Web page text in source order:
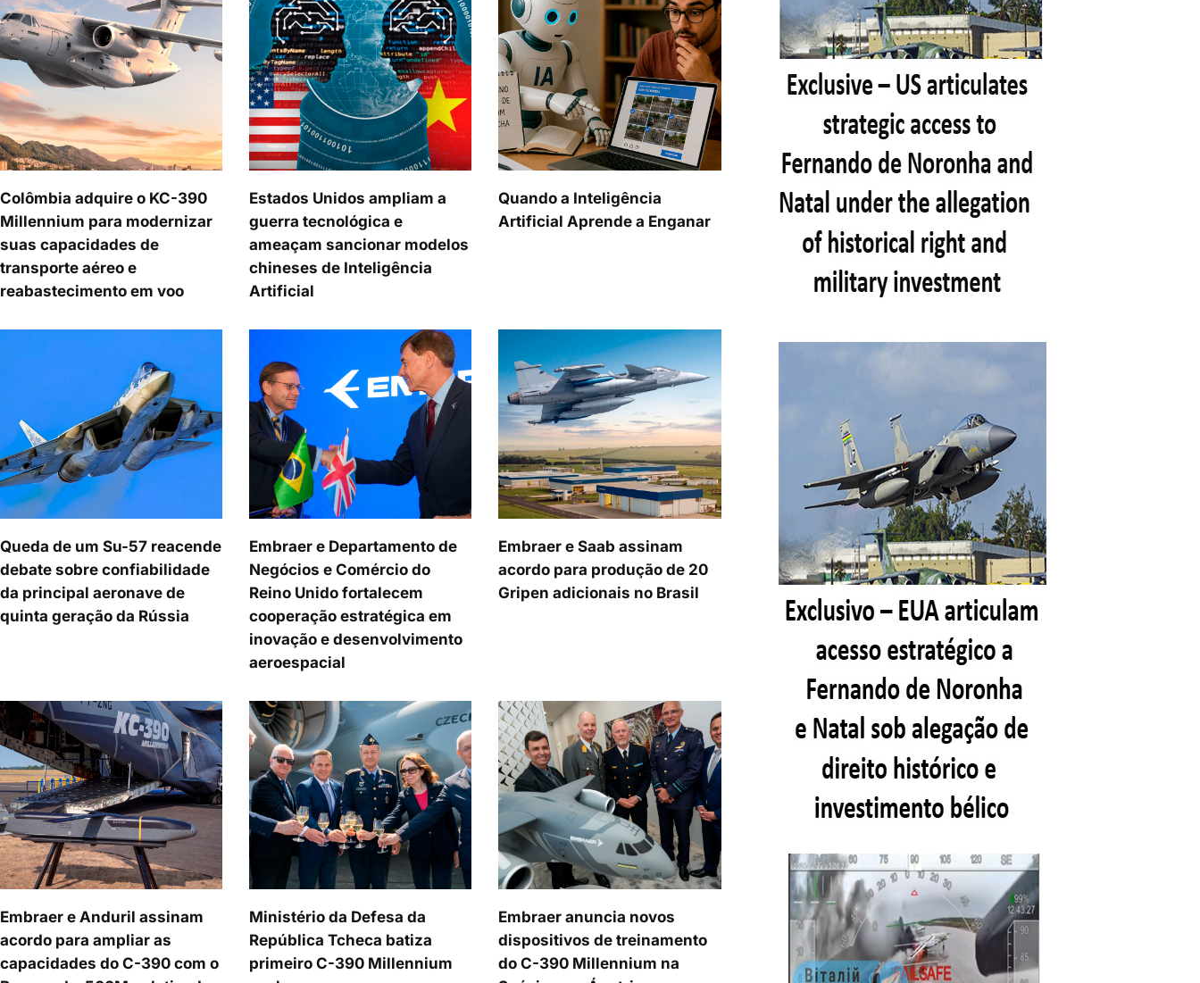
Colômbia adquire o KC-390
Millennium para modernizar
suas capacidades de
transporte aéreo e
reabastecimento em voo
Estados Unidos ampliam a
guerra tecnológica e
ameaçam sancionar modelos
chineses de Inteligência
Artificial
Quando a Inteligência
Artificial Aprende a Enganar
Queda de um Su-57 reacende
debate sobre confiabilidade
da principal aeronave de
quinta geração da Rússia
Embraer e Departamento de
Negócios e Comércio do
Reino Unido fortalecem
cooperação estratégica em
inovação e desenvolvimento
aeroespacial
Embraer e Saab assinam
acordo para produção de 20
Gripen adicionais no Brasil
Embraer e Anduril assinam
acordo para ampliar as
capacidades do C-390 com o
Ministério da Defesa da
República Tcheca batiza
primeiro C-390 Millennium
Embraer anuncia novos
dispositivos de treinamento
do C-390 Millennium na